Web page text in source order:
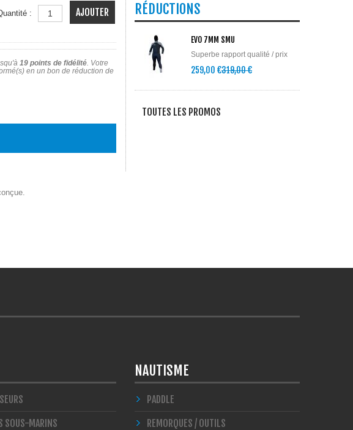
AJOUTER
:
19 points de fidélité. Votre
en un bon de réduction de
RÉDUCTIONS
EVO 7MM SMU
Superbe rapport qualité / prix
259,00 €319,00 €
TOUTES LES PROMOS
SOUS-MARINS
NAUTISME
PADDLE
REMORQUES / OUTILS